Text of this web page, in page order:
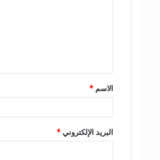
ق
*
الاسم *
البريد الإلكتروني*